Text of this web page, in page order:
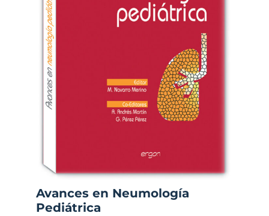
Avances en Neumología
Pediátrica